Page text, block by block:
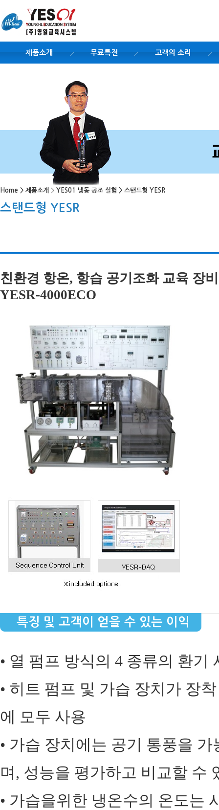
제품소개 무료특전 고객의 소리
Home > 제품소개 > YES01 냉동 공조 실험 > 스탠드형 YESR
스탠드형 YESR
친환경 항온, 항습 공기조화 교육 장
YESR-4000ECO
특징 및 고객이 얻을 수 있는 이익
• 열 펌프 방식의 4 종류의 환
• 히트 펌프 및 가습 장치가 장
에 모두 사용
• 가습 장치에는 공기 통풍을
며, 성능을 평가하고 비교할 수
• 가습을위한 냉온수의 온도는